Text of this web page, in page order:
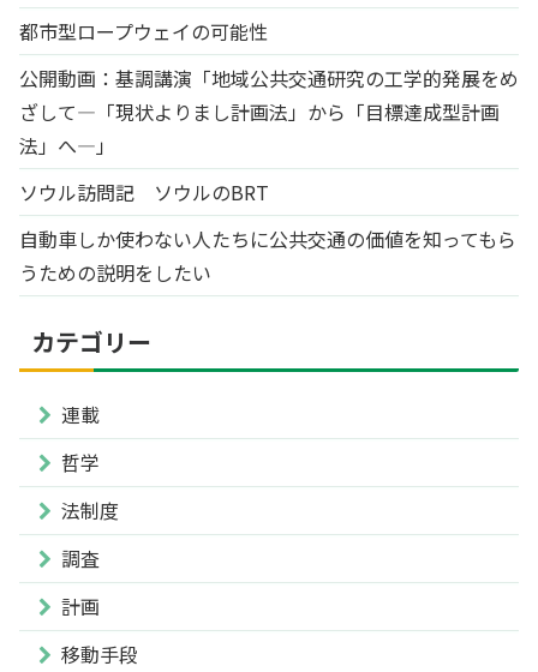
都市型ロープウェイの可能性
公開動画：基調講演「地域公共交通研究の工学的発展をめ
ざして―「現状よりまし計画法」から「目標達成型計画
法」へ―」
ソウル訪問記 ソウルのBRT
自動車しか使わない人たちに公共交通の価値を知ってもら
うための説明をしたい
カテゴリー
連載
哲学
法制度
調査
計画
移動手段